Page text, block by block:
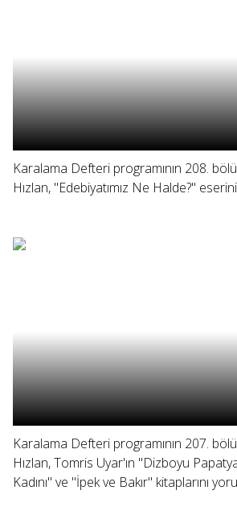
Karalama Defteri programının 208.
Hızlan, "Edebiyatımız Ne Halde?"
Karalama Defteri programının 207.
Hızlan, Tomris Uyar'ın "Dizboyu
Kadını" ve "İpek ve Bakır" kitaplarını